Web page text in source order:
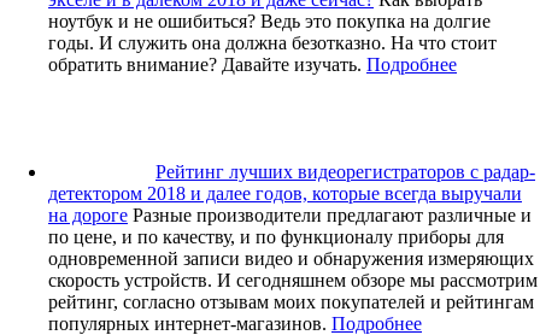
ноутбук и не ошибиться? Ведь это покупка на долгие
годы. И служить она должна безотказно. На что стоит
обратить внимание? Давайте изучать. Подробнее
Рейтинг лучших видеорегистраторов с радар-
детектором 2018 и далее годов, которые всегда выручали
на дороге Разные производители предлагают различные и
по цене, и по качеству, и по функционалу приборы для
одновременной записи видео и обнаружения измеряющих
скорость устройств. И сегодняшнем обзоре мы рассмотрим
рейтинг, согласно отзывам моих покупателей и рейтингам
популярных интернет-магазинов. Подробнее